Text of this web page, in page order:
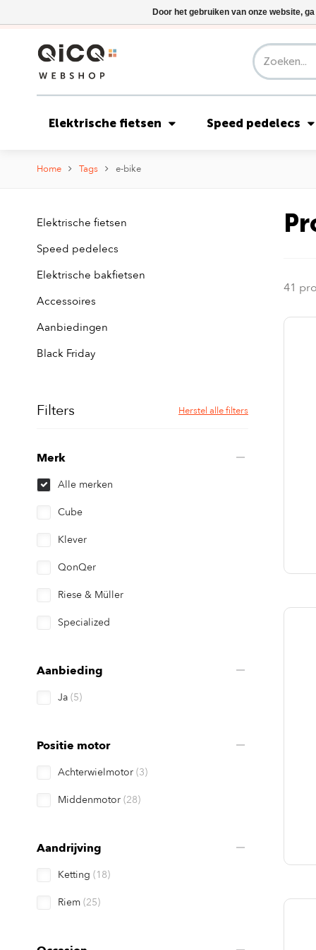
Elektrische fietsen Speed pedelecs
Home Tags e-bike
Elektrische fietsen
Speed pedelecs
Elektrische bakfietsen
Accessoires
Aanbiedingen
Black Friday
Filters Herstel alle filters
Merk
Alle merken
Cube
Klever
QonQer
Riese & Müller
Specialized
Aanbieding
Ja (5)
Positie motor
Achterwielmotor (3)
Middenmotor (28)
Aandrijving
Ketting (18)
Riem (25)
41
Door het gebruiken van onze website,